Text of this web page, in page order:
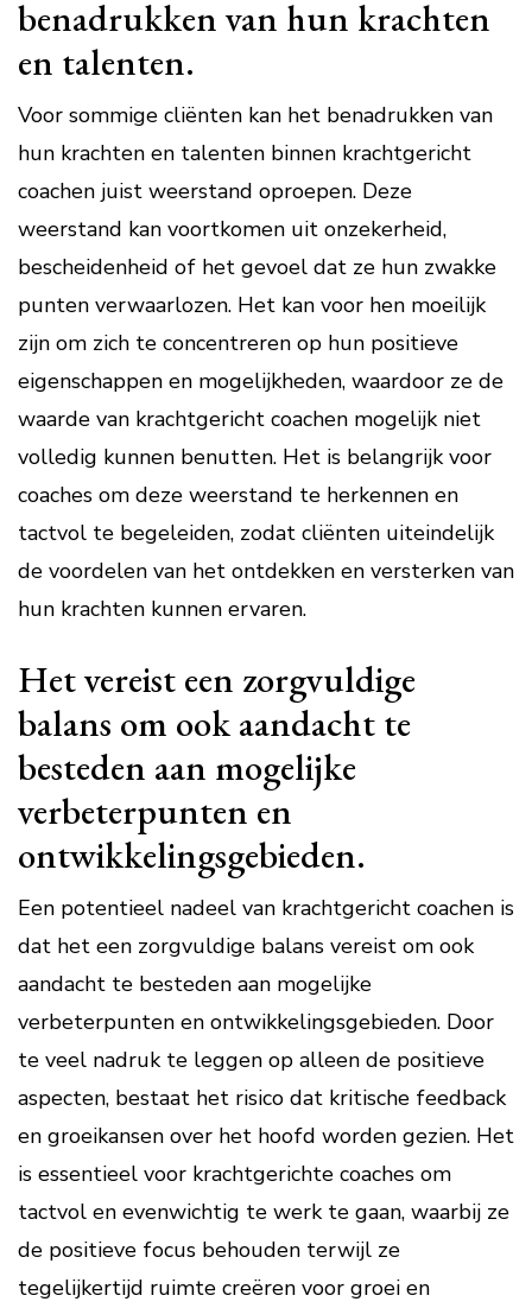
benadrukken van hun krachten
en talenten.
Voor sommige cliënten kan het benadrukken van
hun krachten en talenten binnen krachtgericht
coachen juist weerstand oproepen. Deze
weerstand kan voortkomen uit onzekerheid,
bescheidenheid of het gevoel dat ze hun zwakke
punten verwaarlozen. Het kan voor hen moeilijk
zijn om zich te concentreren op hun positieve
eigenschappen en mogelijkheden, waardoor ze de
waarde van krachtgericht coachen mogelijk niet
volledig kunnen benutten. Het is belangrijk voor
coaches om deze weerstand te herkennen en
tactvol te begeleiden, zodat cliënten uiteindelijk
de voordelen van het ontdekken en versterken van
hun krachten kunnen ervaren.
Het vereist een zorgvuldige
balans om ook aandacht te
besteden aan mogelijke
verbeterpunten en
ontwikkelingsgebieden.
Een potentieel nadeel van krachtgericht coachen is
dat het een zorgvuldige balans vereist om ook
aandacht te besteden aan mogelijke
verbeterpunten en ontwikkelingsgebieden. Door
te veel nadruk te leggen op alleen de positieve
aspecten, bestaat het risico dat kritische feedback
en groeikansen over het hoofd worden gezien. Het
is essentieel voor krachtgerichte coaches om
tactvol en evenwichtig te werk te gaan, waarbij ze
de positieve focus behouden terwijl ze
tegelijkertijd ruimte creëren voor groei en